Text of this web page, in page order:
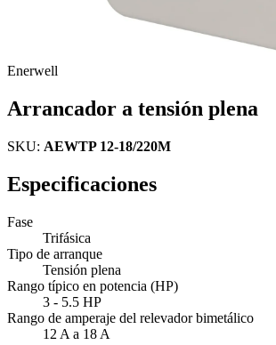
Enerwell
Arrancador a tensión plena
SKU: AEWTP 12-18/220M
Especificaciones
Fase
Trifásica
Tipo de arranque
Tensión plena
Rango típico en potencia (HP)
3 - 5.5 HP
Rango de amperaje del relevador bimetálico
12 A a 18 A